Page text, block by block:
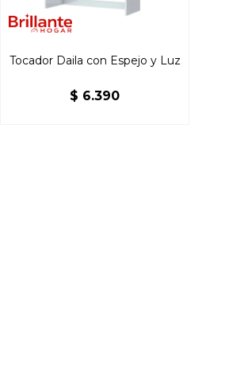
Tocador Daila con Espejo y Luz
$ 6.390